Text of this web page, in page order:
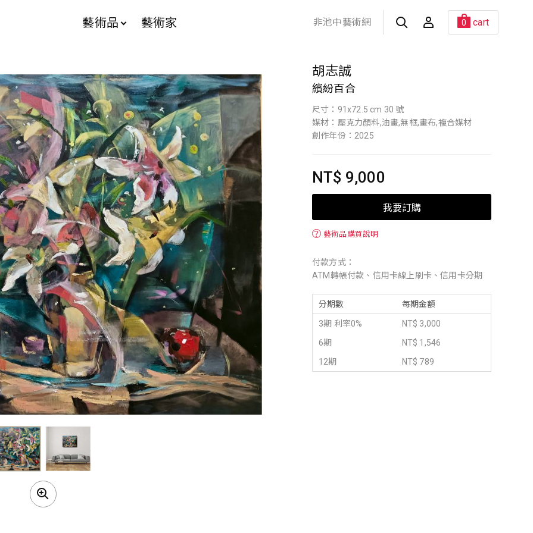
藝術品 藝術家 非池中藝術網 0 cart
胡志誠
繽紛百合
尺寸：91x72.5 cm 30 號
媒材：壓克力顏料,油畫,無框,畫布,複合媒材
創作年份：2025
NT$ 9,000
我要訂購
？ 藝術品購買說明
付款方式：
ATM轉帳付款、信用卡線上刷卡、信用卡分期
分期數 每期金額
3期 利率0%
NT$ 3,000
6期
NT$ 1,546
12期
NT$ 789